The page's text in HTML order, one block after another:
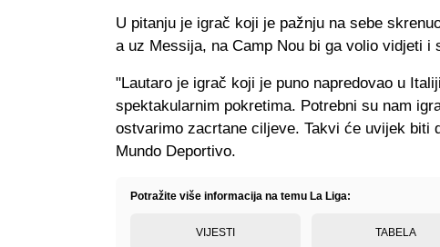
U pitanju je igrač koji je pažnju na sebe
a uz Messija, na Camp Nou bi ga volio vidjeti i
"Lautaro je igrač koji je puno napredovao u
spektakularnim pokretima. Potrebni su nam
ostvarimo zacrtane ciljeve. Takvi će uvijek biti
Mundo Deportivo.
Potražite više informacija na temu La Liga:
VIJESTI TABELA